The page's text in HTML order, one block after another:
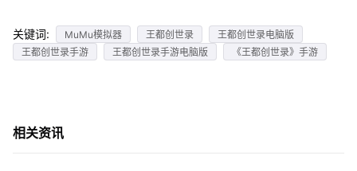
关键词: MuMu模拟器 王都创世录
王都创世录电脑版
王都创世录手游
王都创世录手游电脑版 《王都创世录》手游
相关资讯